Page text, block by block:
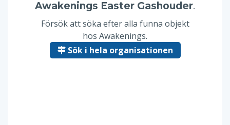
Awakenings Easter Gashouder.
Försök att söka efter alla funna objekt
hos Awakenings.
Sök i hela organisationen